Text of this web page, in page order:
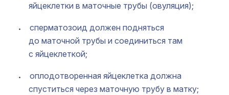
яйцеклетки в маточные трубы (овуляция);
сперматозоид должен подняться
до маточной трубы и соединиться там
с яйцеклеткой;
оплодотворенная яйцеклетка должна
спуститься через маточную трубу в матку;